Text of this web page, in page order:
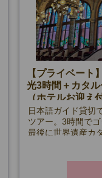
最小催行人数
【プライベート
光3時間＋カタ
（ホテルお迎え
日本語ガイド貸切
ツアー。3時間で
最後に世界遺産カ
付きプランです。